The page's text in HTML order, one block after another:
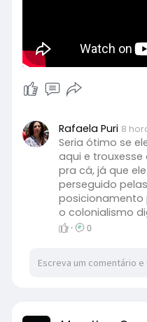
Rafaela Puri 8
Seria ótimo se
aqui e
pra cá, já que
perseguido
o colonialismo
· 0